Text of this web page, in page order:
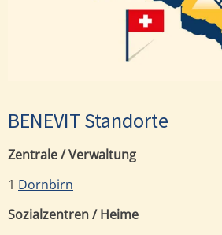
BENEVIT Standorte
Zentrale / Verwaltung
1 Dornbirn
Sozialzentren / Heime